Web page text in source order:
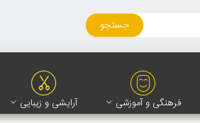
جستجو
فرهنگی و آموزشی آرایشی و زیبایی